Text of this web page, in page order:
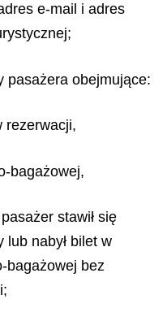
e-mail i adres
pasażera obejmujące:
rezerwacji,
bagażowej,
stawił się
lub nabył bilet w
bagażowej bez